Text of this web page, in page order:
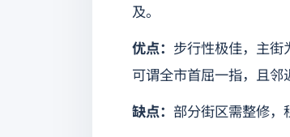
及。
优点： 步行性极佳，主
可谓全市首屈一指，且邻
缺点： 部分街区需整修，